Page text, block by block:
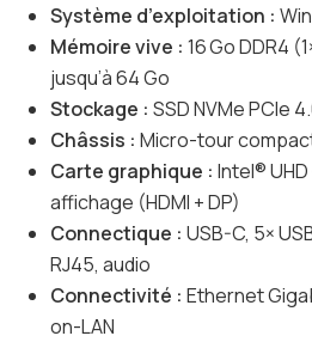
Système d’exploitation :
Mémoire vive : 16 Go DDR4
jusqu’à 64 Go
Stockage : SSD NVMe PCIe
Châssis : Micro-tour
Carte graphique : Intel®
affichage (HDMI + DP)
Connectique : USB-C, 5×
RJ45, audio
Connectivité : Ethernet
on-LAN